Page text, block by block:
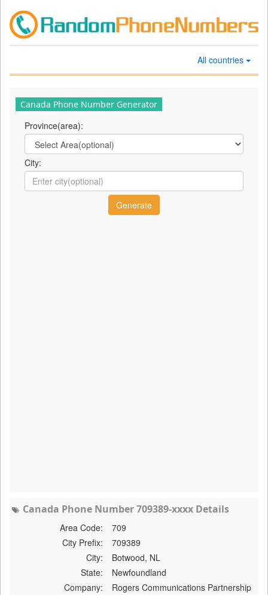
All countries
Canada Phone Number Generator
Province(area):
City:
Canada Phone Number 709389-xxxx Details
Area Code:
709
City Prefix:
709389
City:
Botwood, NL
State:
Newfoundland
Company:
Rogers Communications Partnership